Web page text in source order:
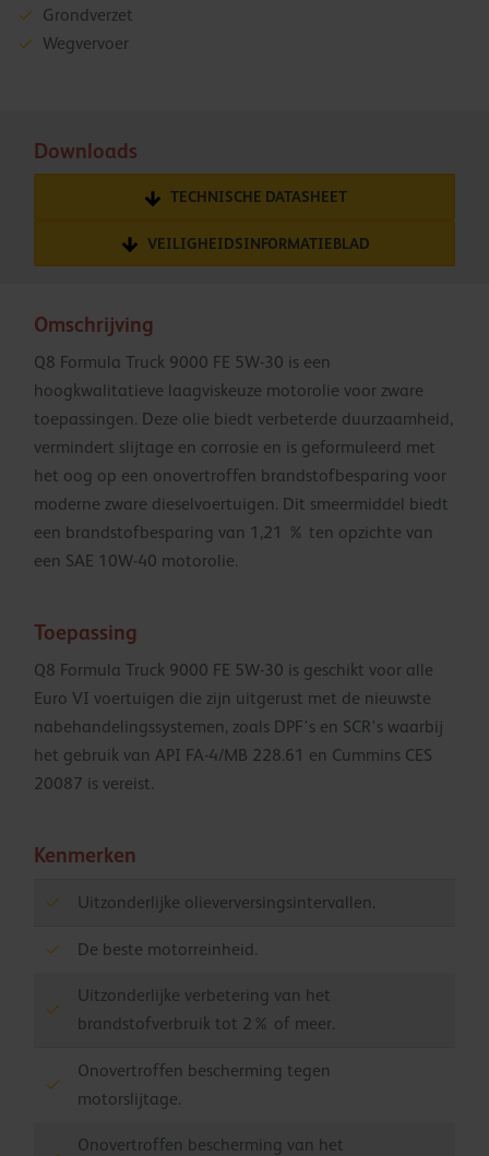
Grondverzet
Wegvervoer
Downloads
TECHNISCHE DATASHEET
VEILIGHEIDSINFORMATIEBLAD
Omschrijving
Q8 Formula Truck 9000 FE 5W-30 is een
hoogkwalitatieve laagviskeuze motorolie voor zware
toepassingen. Deze olie biedt verbeterde duurzaamheid,
vermindert slijtage en corrosie en is geformuleerd met
het oog op een onovertroffen brandstofbesparing voor
moderne zware dieselvoertuigen. Dit smeermiddel biedt
een brandstofbesparing van 1,21 % ten opzichte van
een SAE 10W-40 motorolie.
Toepassing
Q8 Formula Truck 9000 FE 5W-30 is geschikt voor alle
Euro VI voertuigen die zijn uitgerust met de nieuwste
nabehandelingssystemen, zoals DPF's en SCR's waarbij
het gebruik van API FA-4/MB 228.61 en Cummins CES
20087 is vereist.
Kenmerken
Uitzonderlijke olieverversingsintervallen.
De beste motorreinheid.
Uitzonderlijke verbetering van het
brandstofverbruik tot 2% of meer.
Onovertroffen bescherming tegen
motorslijtage.
Onovertroffen bescherming van het